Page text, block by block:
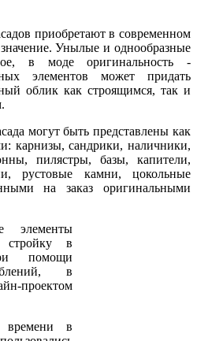
приобретают в современном
значение. Унылые и однообразные
в моде оригинальность -
элементов может придать
облик как строящимся, так и
могут быть представлены как
карнизы, сандрики, наличники,
пилястры, базы, капители,
рустовые камни, цокольные
на заказ оригинальными
элементы
стройку в
помощи
в
проектом
времени в